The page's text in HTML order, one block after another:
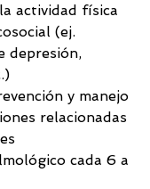
actividad física
(ej.
depresión,
y manejo
relacionadas
cada 6 a